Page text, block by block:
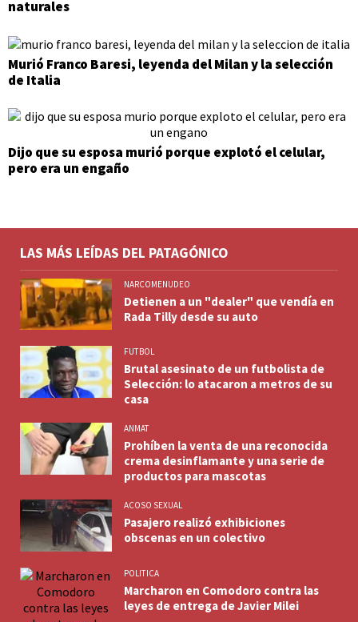
naturales
Murió Franco Baresi, leyenda del Milan y la selección
de Italia
Dijo que su esposa murió porque explotó el celular,
pero era un engaño
LAS MÁS LEÍDAS DEL PATAGÓNICO
NARCOMENUDEO
Detienen a un "dealer" que vendía en
Rada Tilly desde su auto
FUTBOL
Brutal asesinato de un futbolista de
Selección: lo atacaron a metros de su
casa
ANMAT
Prohíben la venta de una reconocida
crema desinflamante y una serie de
productos para mascotas
ACOSO SEXUAL
Pasajero realizó exhibiciones
obscenas en un colectivo
POLITICA
Marcharon en Comodoro contra las
leyes de entrega de Javier Milei